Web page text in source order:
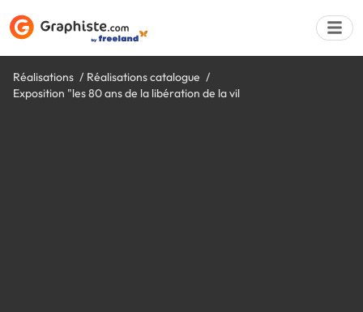
Réalisations
Réalisations catalogue
Exposition "les 80 ans de la libération de la vil